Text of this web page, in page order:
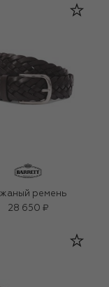
ремень
28 650 ₽